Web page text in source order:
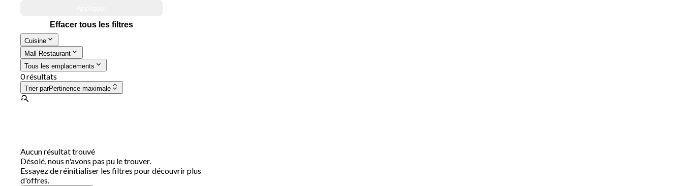
Effacer tous les filtres
Cuisine
Mall Restaurant
Tous les emplacements
0 résultats
Trier parPertinence maximale
Aucun résultat trouvé
Désolé, nous n'avons pas pu le trouver.
Essayez de réinitialiser les filtres pour découvrir plus
d'offres.